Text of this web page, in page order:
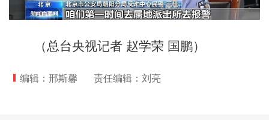
（总台央视记者 赵学荣 国鹏）
编辑：邢斯馨 责任编辑：刘亮